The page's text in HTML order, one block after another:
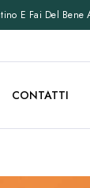
E Fai Del Bene
CONTATTI